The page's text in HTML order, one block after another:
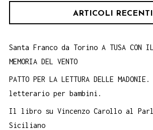
ARTICOLI RECENTI
Santa Franco da Torino A TUSA CON IL
MEMORIA DEL VENTO
PATTO PER LA LETTURA DELLE
letterario per bambini.
Il libro su Vincenzo Carollo al
Siciliano